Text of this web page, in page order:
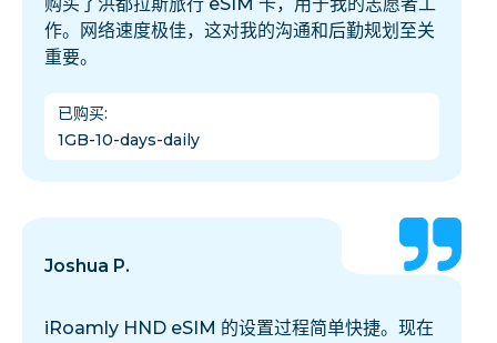
购买了洪都拉斯旅行 eSIM 卡，用于我的志愿者工
作。网络速度极佳，这对我的沟通和后勤规划至关
重要。
已购买:
1GB-10-days-daily
Joshua P.
iRoamly HND eSIM 的设置过程简单快捷。现在